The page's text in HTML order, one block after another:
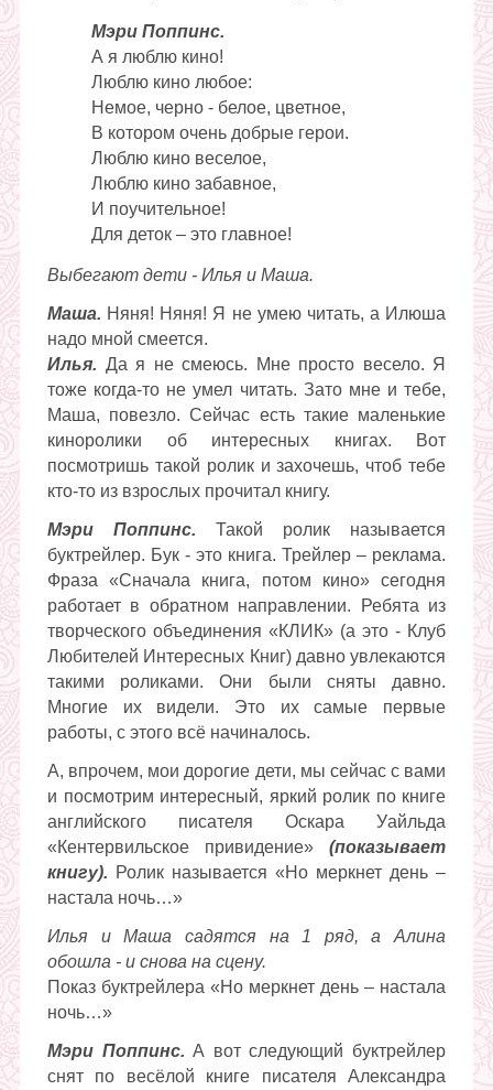
Мэри Поппинс.
А я люблю кино!
Люблю кино любое:
Немое, черно - белое, цветное,
В котором очень добрые герои.
Люблю кино веселое,
Люблю кино забавное,
И поучительное!
Для деток – это главное!
Выбегают дети - Илья и Маша.
Маша. Няня! Няня! Я не умею читать, а Илюша
надо мной смеется.
Илья. Да я не смеюсь. Мне просто весело. Я
тоже когда-то не умел читать. Зато мне и тебе,
Маша, повезло. Сейчас есть такие маленькие
киноролики об интересных книгах. Вот
посмотришь такой ролик и захочешь, чтоб тебе
кто-то из взрослых прочитал книгу.
Мэри Поппинс. Такой ролик называется
буктрейлер. Бук - это книга. Трейлер – реклама.
Фраза «Сначала книга, потом кино» сегодня
работает в обратном направлении. Ребята из
творческого объединения «КЛИК» (а это - Клуб
Любителей Интересных Книг) давно увлекаются
такими роликами. Они были сняты давно.
Многие их видели. Это их самые первые
работы, с этого всё начиналось.
А, впрочем, мои дорогие дети, мы сейчас с вами
и посмотрим интересный, яркий ролик по книге
английского писателя Оскара Уайльда
«Кентервильское привидение» (показывает
книгу). Ролик называется «Но меркнет день –
настала ночь…»
Илья и Маша садятся на 1 ряд, а Алина
обошла - и снова на сцену.
Показ буктрейлера «Но меркнет день – настала
ночь…»
Мэри Поппинс. А вот следующий буктрейлер
снят по весёлой книге писателя Александра